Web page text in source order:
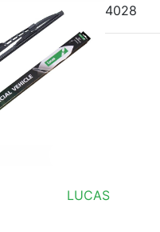
4028
LUCAS